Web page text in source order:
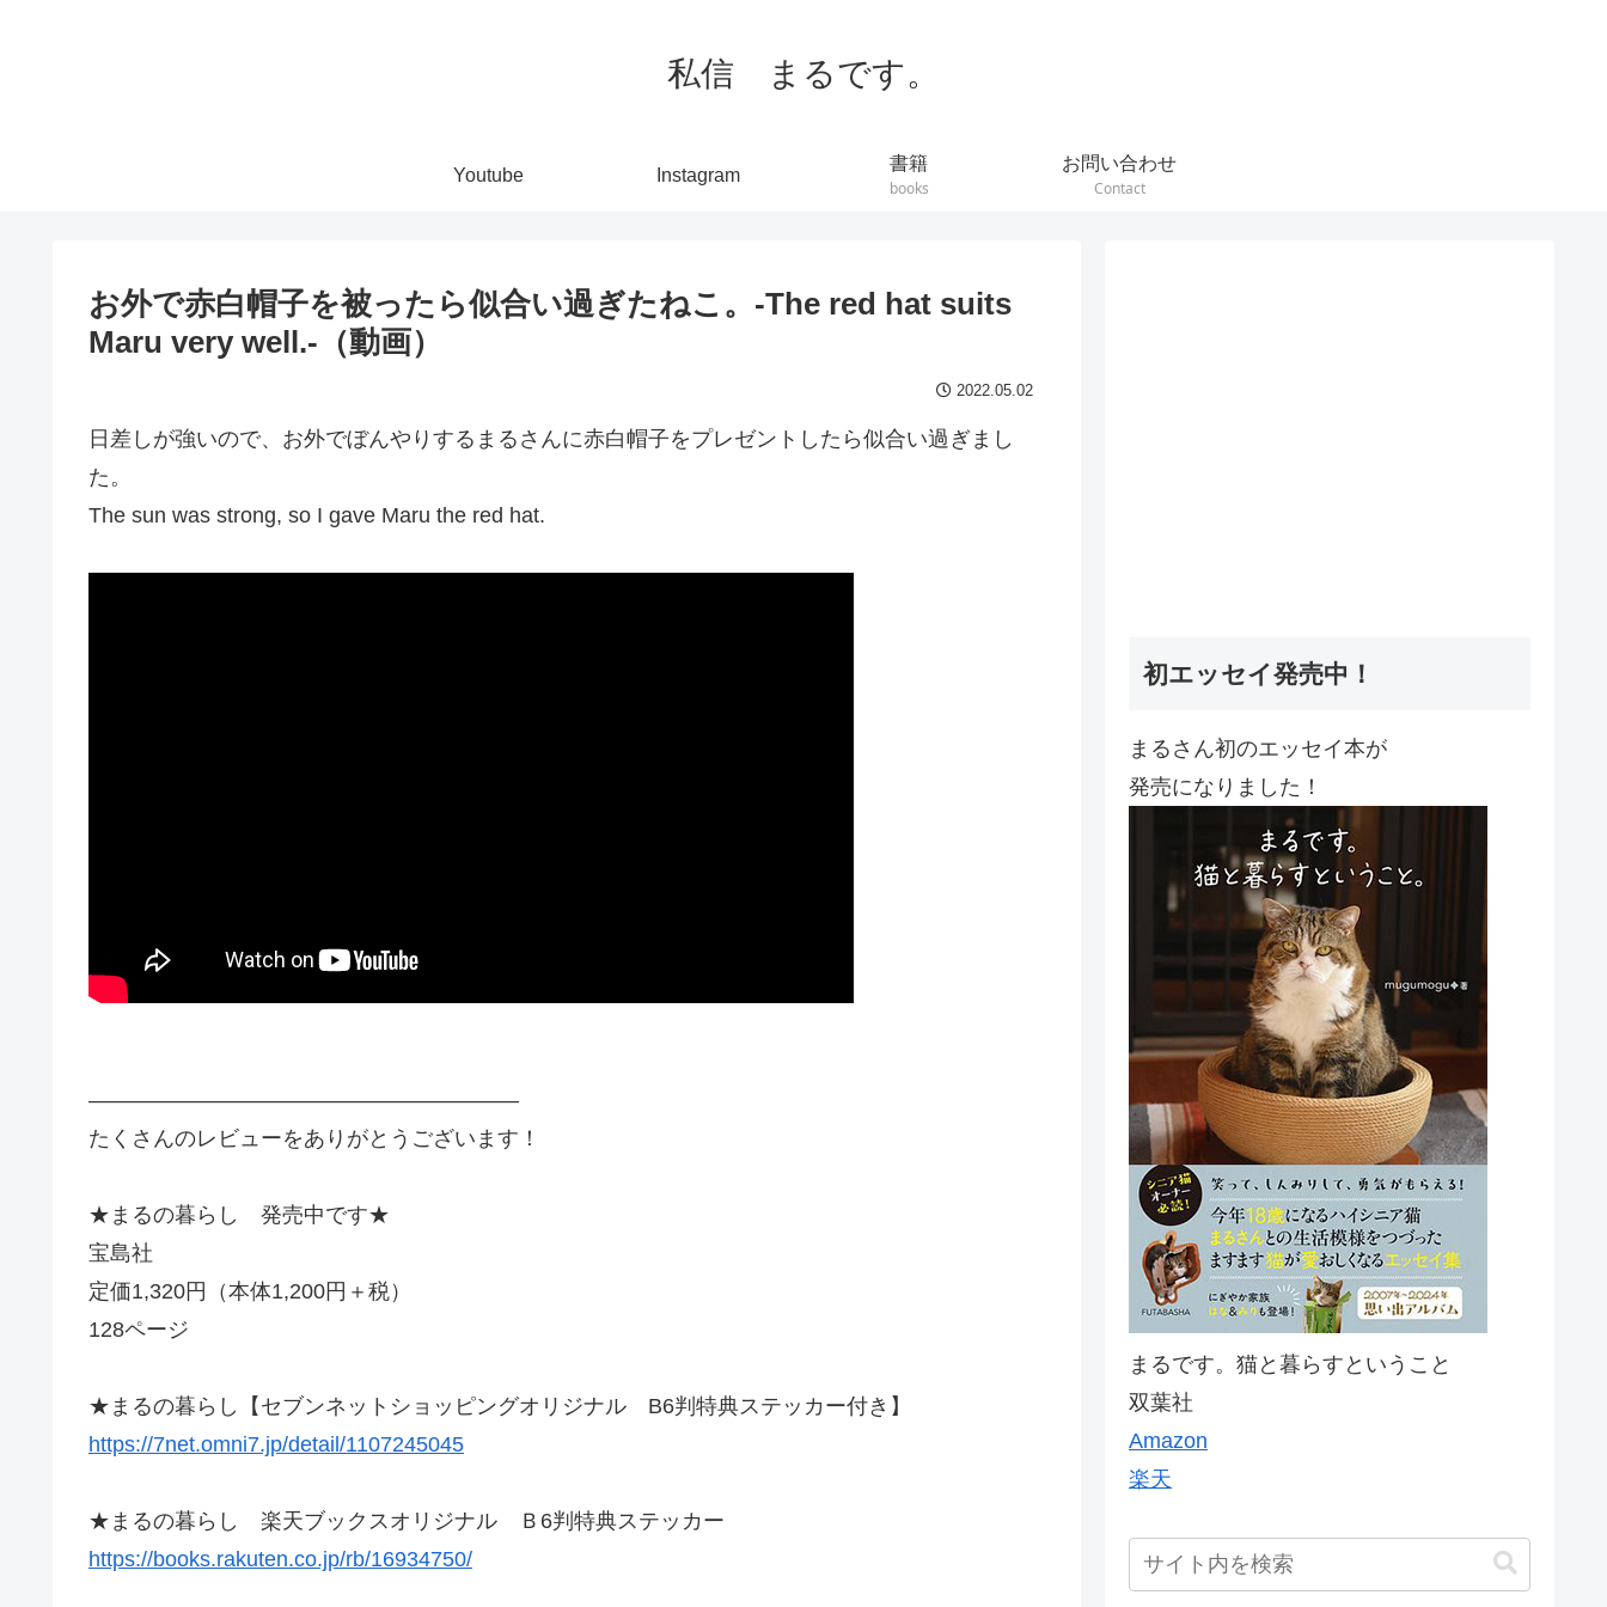
私信 まるです。
Youtube Instagram
書籍
books
お問い合わせ
Contact
お外で赤白帽子を被ったら似合い過ぎたねこ。-The red hat suits
Maru very well.-（動画）
2022.05.02
日差しが強いので、お外でぼんやりするまるさんに赤白帽子をプレゼントしたら似合い過ぎまし
た。
The sun was strong, so I gave Maru the red hat.
————————————————————
たくさんのレビューをありがとうございます！
★まるの暮らし 発売中です★
宝島社
定価1,320円（本体1,200円＋税）
128ページ
★まるの暮らし【セブンネットショッピングオリジナル B6判特典ステッカー付き】
https://7net.omni7.jp/detail/1107245045
★まるの暮らし 楽天ブックスオリジナル Ｂ6判特典ステッカー
https://books.rakuten.co.jp/rb/16934750/
初エッセイ発売中！
まるさん初のエッセイ本が
発売になりました！
まるです。猫と暮らすということ
双葉社
Amazon
楽天